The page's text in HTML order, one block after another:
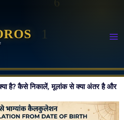
है? कैसे निकालें, मूलांक से क्या अंतर है और